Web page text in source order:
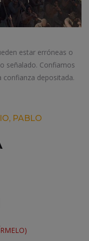
estar erróneas o
señalado. Confiamos
confianza depositada.
PABLO